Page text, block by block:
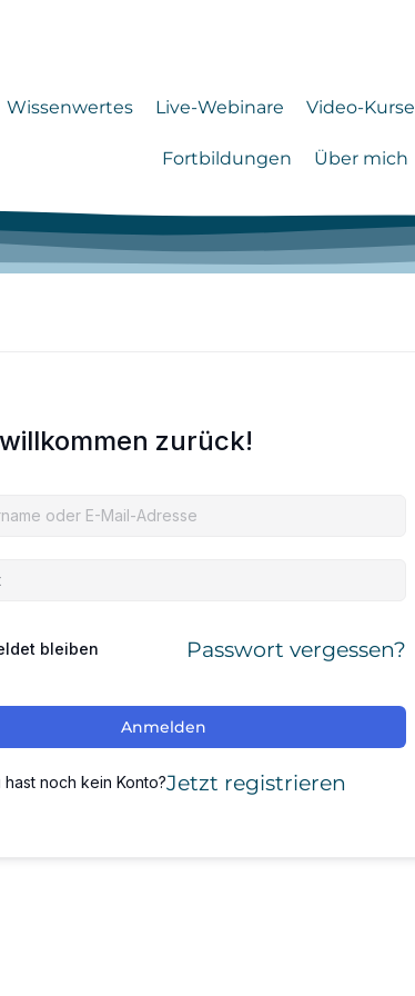
Wissenwertes Live-Webinare Video-Kurse
Fortbildungen Über mich
zurück!
bleiben Passwort vergessen?
Anmelden
hast noch kein Konto?Jetzt registrieren